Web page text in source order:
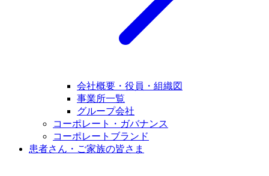
会社概要・役員・組織図
事業所一覧
グループ会社
コーポレート・ガバナンス
コーポレートブランド
患者さん・ご家族の皆さま